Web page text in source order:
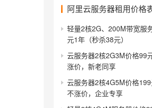
阿里云服务器租用价格
轻量2核2G、200M带宽服
元1年（秒杀38元）
云服务器2核2G3M价格99
涨价，新老同享
云服务器2核4G5M价格
不涨价，企业专享